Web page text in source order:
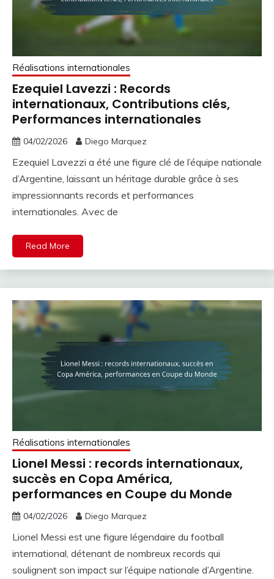
Réalisations internationales
Ezequiel Lavezzi : Records
internationaux, Contributions clés,
Performances internationales
04/02/2026 Diego Marquez
Ezequiel Lavezzi a été une figure clé de l’équipe nationale
d’Argentine, laissant un héritage durable grâce à ses
impressionnants records et performances
internationales. Avec de
Read More
Réalisations internationales
Lionel Messi : records internationaux,
succès en Copa América,
performances en Coupe du Monde
04/02/2026 Diego Marquez
Lionel Messi est une figure légendaire du football
international, détenant de nombreux records qui
soulignent son impact sur l’équipe nationale d’Argentine.